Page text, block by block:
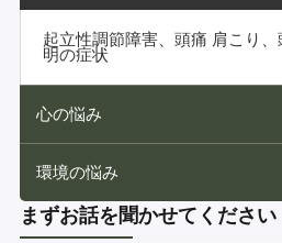
起立性調節障害、頭痛 肩こり
明の症状
心の悩み
環境の悩み
まずお話を聞かせてください